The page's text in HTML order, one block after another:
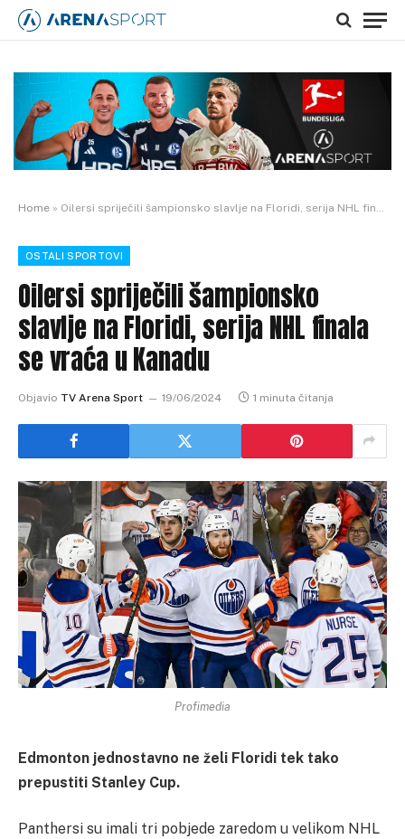
Home » Oilersi spriječili šampionsko slavlje na Floridi, serija NHL finala se vraća u Kanadu
OSTALI SPORTOVI
Oilersi spriječili šampionsko
slavlje na Floridi, serija NHL finala
se vraća u Kanadu
Objavio TV Arena Sport 19/06/2024 1 minuta čitanja
Profimedia
Edmonton jednostavno ne želi Floridi tek tako
prepustiti Stanley Cup.
Panthersi su imali tri pobjede zaredom u velikom NHL